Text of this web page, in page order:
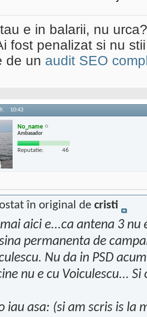
e in balarii, nu
fost penalizat si nu
de un audit SEO
10:43
No_name
Ambasador
Reputatie: 46
în original de cristi
aici e...ca antena 3
permanenta de
Nu da in PSD
nu e cu Voiculescu...
iau asa: (si am scris is la